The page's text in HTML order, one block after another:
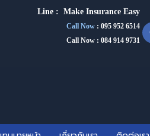
Line : Make Insurance Easy
Call Now : 095 952 6514
Call Now : 084 914 9731